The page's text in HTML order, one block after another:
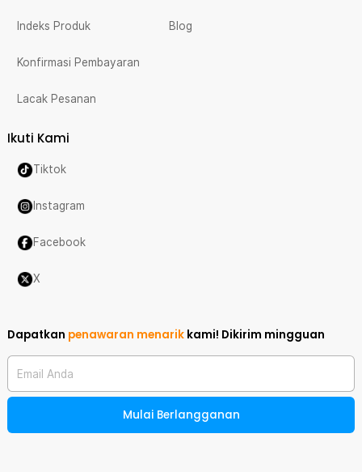
Indeks Produk
Konfirmasi Pembayaran
Lacak Pesanan
Blog
Ikuti Kami
Tiktok
Instagram
Facebook
X
Dapatkan penawaran menarik kami! Dikirim mingguan
Email Anda
Mulai Berlangganan